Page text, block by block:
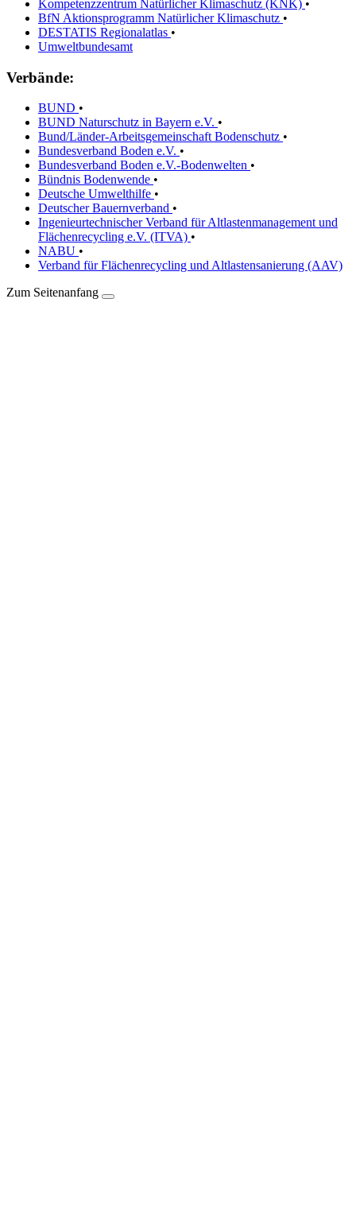
Kompetenzzentrum Natürlicher Klimaschutz (KNK) •
BfN Aktionsprogramm Natürlicher Klimaschutz •
DESTATIS Regionalatlas •
Umweltbundesamt
Verbände:
BUND •
BUND Naturschutz in Bayern e.V. •
Bund/Länder-Arbeitsgemeinschaft Bodenschutz •
Bundesverband Boden e.V. •
Bundesverband Boden e.V.-Bodenwelten •
Bündnis Bodenwende •
Deutsche Umwelthilfe •
Deutscher Bauernverband •
Ingenieurtechnischer Verband für Altlastenmanagement und
Flächenrecycling e.V. (ITVA) •
NABU •
Verband für Flächenrecycling und Altlastensanierung (AAV)
Zum Seitenanfang